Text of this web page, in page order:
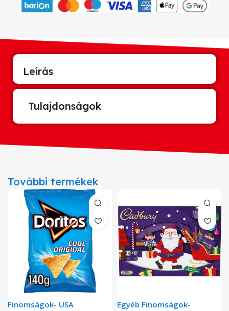
Leírás
Tulajdonságok
További termékek
Finomságok- USA Egyéb Finomságok-